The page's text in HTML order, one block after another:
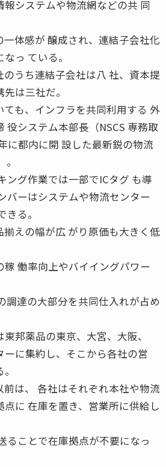
システムや物流網などの共 同
体感が 醸成され、連結子会社化
っ ている。
うち連結子会社は八 社、資本提
は三社だ。
も、インフラを共同利用する 外
役システム本部長（NSCS 専務取
に都内に開 設した最新鋭の物流
ング作業では一部でICタグ も導
バーはシステムや物流センター
る。
えの幅が広 がり原価も大きく低
働率向上やバイイングパワー
調達の大部分を共同仕入れが占め
邦薬品の東京、大宮、大阪、
ーに集約し、そこから各社の営
は、 各社はそれぞれ本社や物流
に 在庫を置き、営業所に供給し
ることで在庫拠点が不要になっ